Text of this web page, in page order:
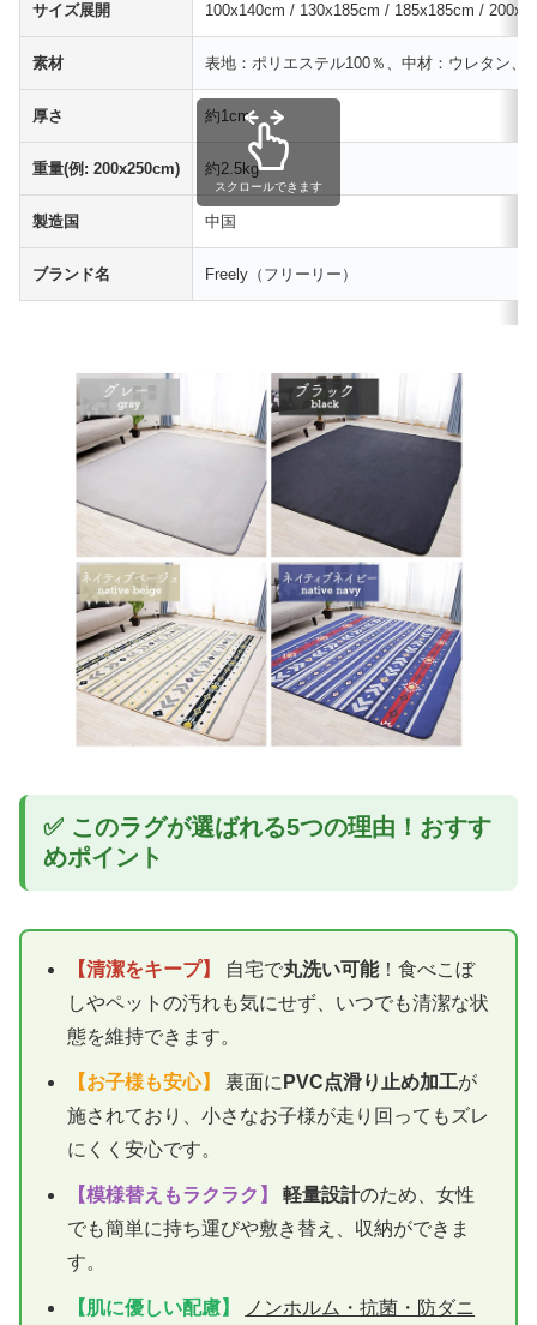
サイズ展開 100x140cm / 130x185cm / 185x185cm /
素材 表地：ポリエステル100％、中材：ウレタン、
厚さ 約1cm
重量(例: 200x250cm) 約2.5kg
製造国 中国
ブランド名 Freely（フリーリー）
スクロールできます
✅ このラグが選ばれる5つの理由！おすす
めポイント
【清潔をキープ】 自宅で丸洗い可能！食べこぼ
しやペットの汚れも気にせず、いつでも清潔な状
態を維持できます。
【お子様も安心】 裏面に PVC点滑り止め加工が
施されており、小さなお子様が走り回ってもズレ
にくく安心です。
【模様替えもラクラク】 軽量設計のため、女性
でも簡単に持ち運びや敷き替え、収納ができま
す。
【肌に優しい配慮】
ノンホルム・抗菌・防ダニ